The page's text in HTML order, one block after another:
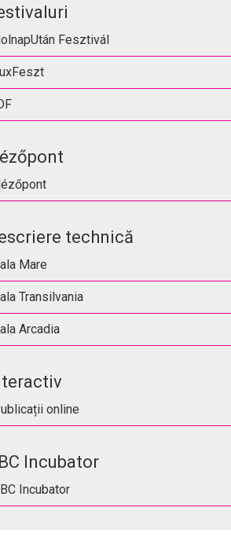
Fesztivál
technică
Mare
Transilvania
Arcadia
online
Incubator
Incubator